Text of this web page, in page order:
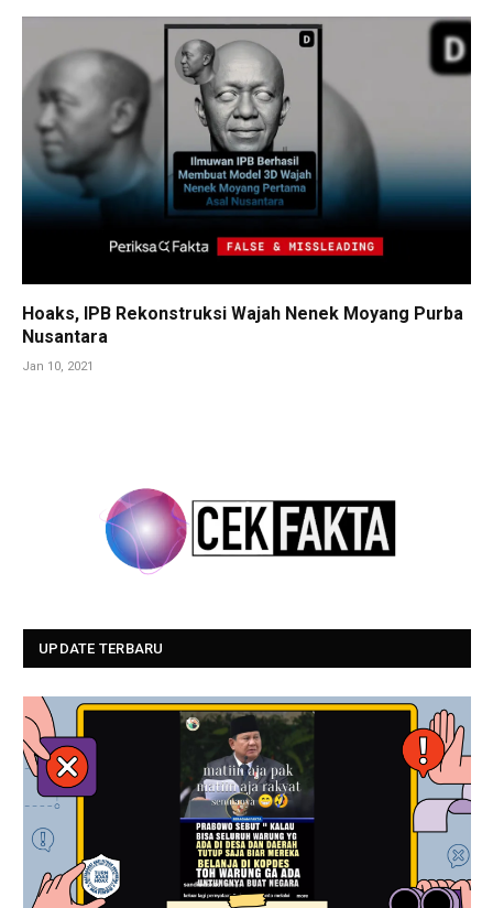
Hoaks, IPB Rekonstruksi Wajah Nenek Moyang Purba
Nusantara
Jan 10, 2021
UPDATE TERBARU